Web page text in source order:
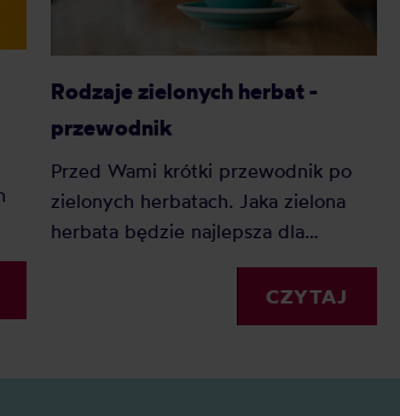
Rodzaje zielonych herbat -
przewodnik
Przed Wami krótki przewodnik po
zielonych herbatach. Jaka zielona
herbata będzie najlepsza dla
początkujących amatorów, a jaka dla
długoletnich miłośników? I jakie
dokładnie rodzaje wyróżniamy?
CZYTAJ